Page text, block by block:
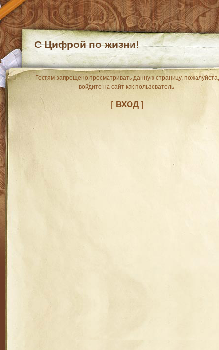
С Цифрой по жизни!
Гостям запрещено просматривать данную страницу, пожалуйста,
войдите на сайт как пользователь.
[ ВХОД]